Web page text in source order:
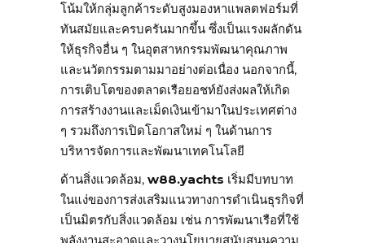
โน้มให้กลุ่มลูกค้าระดับสูงมองหาแพลตฟอร์มที่
ทันสมัยและครบครันมากขึ้น ซึ่งเป็นแรงผลักดัน
ให้ธุรกิจอื่น ๆ ในอุตสาหกรรมพัฒนาคุณภาพ
และนวัตกรรมตามมาอย่างต่อเนื่อง นอกจากนี้,
การเติบโตของตลาดเรือยอชท์ยังส่งผลให้เกิด
การสร้างงานและเม็ดเงินเข้ามาในประเทศต่าง
ๆ รวมถึงการเปิดโอกาสใหม่ ๆ ในด้านการ
บริหารจัดการและพัฒนาเทคโนโลยี
ด้านสิ่งแวดล้อม, w88.yachts เริ่มมีบทบาท
ในแง่ของการส่งเสริมแนวทางการดำเนินธุรกิจที่
เป็นมิตรกับสิ่งแวดล้อม เช่น การพัฒนาเรือที่ใช้